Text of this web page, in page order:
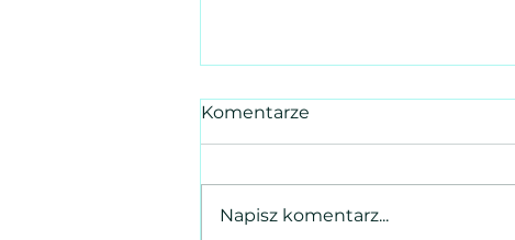
Komentarze
Napisz komentarz...